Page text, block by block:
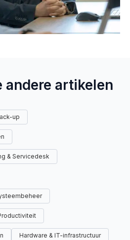
andere artikelen
up
& Servicedesk
Hardware & IT-infrastructuur